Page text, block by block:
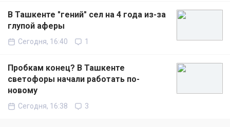
В Ташкенте "гений" сел на 4 года из-за
глупой аферы
Сегодня, 16:40 1
Пробкам конец? В Ташкенте
светофоры начали работать по-
новому
Сегодня, 16:38 3